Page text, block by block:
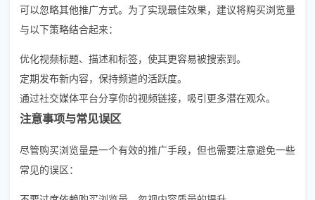
可以忽略其他推广方式。为了实现最佳效果，建议将购买浏览量
与以下策略结合起来：
优化视频标题、描述和标签，使其更容易被搜索到。
定期发布新内容，保持频道的活跃度。
通过社交媒体平台分享你的视频链接，吸引更多潜在观众。
注意事项与常见误区
尽管购买浏览量是一个有效的推广手段，但也需要注意避免一些
常见的误区：